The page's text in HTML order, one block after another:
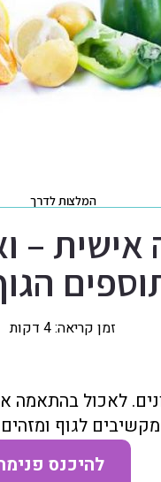
המלצות לדרך
–
זמן קריאה:4 דקות
לאכול בהתאמה
לגוף ומזהים
להיכנס